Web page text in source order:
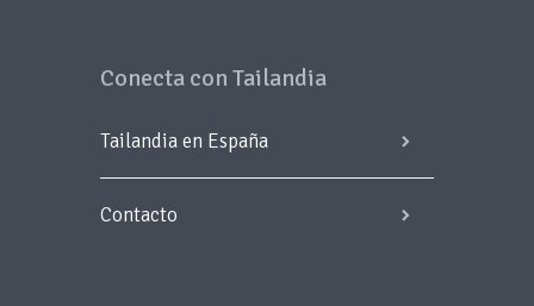
Conecta con Tailandia
Tailandia en España
Contacto